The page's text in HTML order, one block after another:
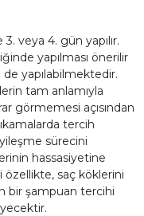
veya 4. gün yapılır.
yapılması önerilir
yapılabilmektedir.
tam anlamıyla
görmemesi açısından
tercih
sürecini
hassasiyetine
saç köklerini
bir şampuan tercihi